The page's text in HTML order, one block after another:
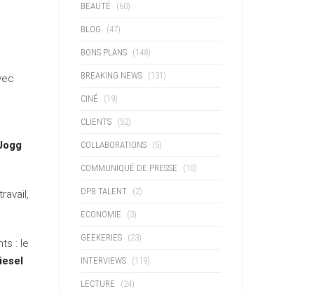
: le
.
BEAUTÉ (60)
BLOG (47)
BONS PLANS (148)
BREAKING NEWS (131)
CINÉ (19)
CLIENTS (52)
COLLABORATIONS (5)
COMMUNIQUÉ DE PRESSE (10)
DPB TALENT (2)
ECONOMIE (3)
GEEKERIES (23)
INTERVIEWS (119)
LECTURE (24)